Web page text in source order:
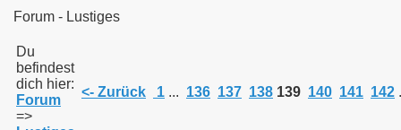
Forum - Lustiges
Du
befindest
dich hier:
Forum
=>
<- Zurück 1 ... 136 137 138 139 140 141 142